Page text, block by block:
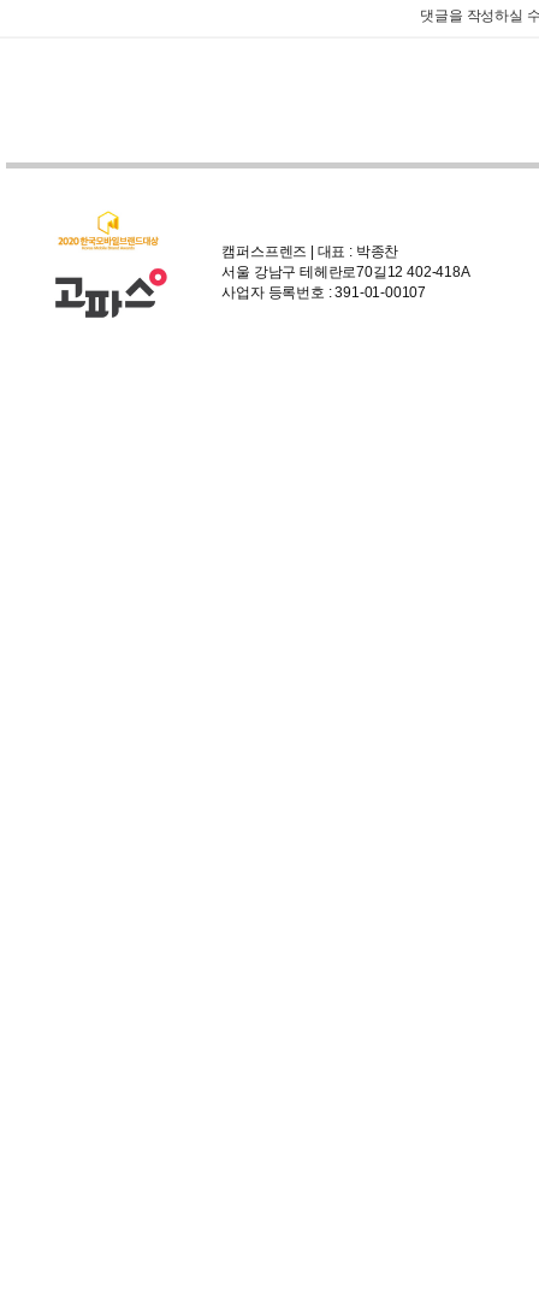
댓글을 작성하실
캠퍼스프렌즈 | 대표 : 박종찬
서울 강남구 테헤란로70길12 402-418A
사업자 등록번호 : 391-01-00107